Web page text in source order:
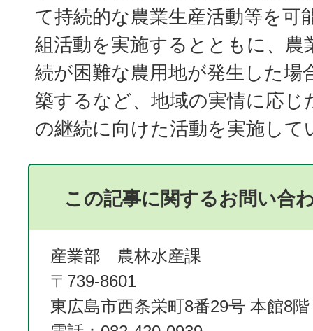
て持続的な農業生産活動等を可
組活動を実施するとともに、農
続が困難な農用地が発生した場
築するなど、地域の実情に応じ
の継続に向けた活動を実施して
この記事に関するお問い合
産業部 農林水産課
〒739-8601
東広島市西条栄町8番29号 本館8階